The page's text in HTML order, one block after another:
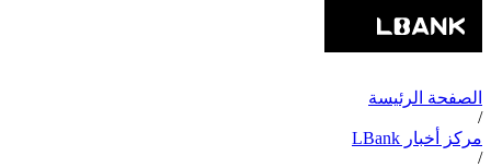
الصفحة الرئيسة
/
مركز أخبار LBank
/